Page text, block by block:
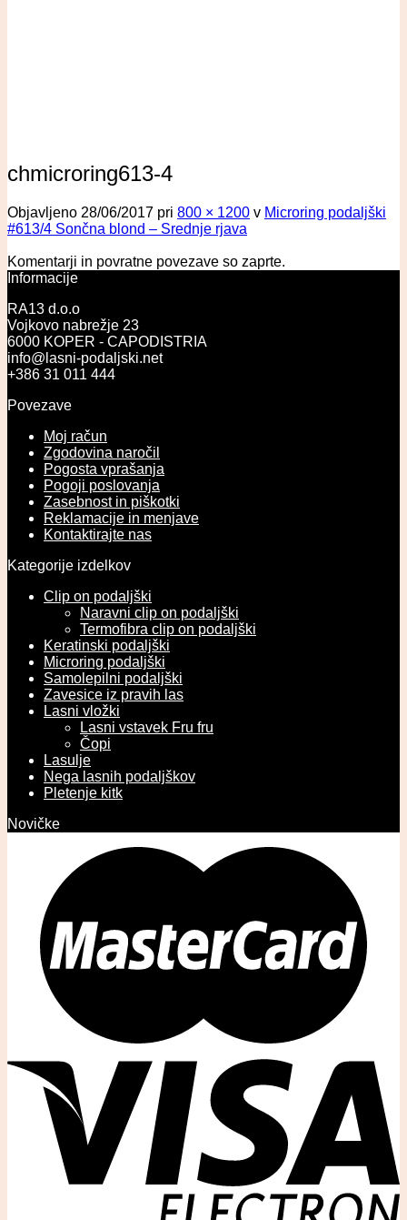
chmicroring613-4
Objavljeno 28/06/2017 pri 800 × 1200 v Microring podaljški
#613/4 Sončna blond – Srednje rjava
Komentarji in povratne povezave so zaprte.
Informacije
RA13 d.o.o
Vojkovo nabrežje 23
6000 KOPER - CAPODISTRIA
info@lasni-podaljski.net
+386 31 011 444
Povezave
Moj račun
Zgodovina naročil
Pogosta vprašanja
Pogoji poslovanja
Zasebnost in piškotki
Reklamacije in menjave
Kontaktirajte nas
Kategorije izdelkov
Clip on podaljški
Naravni clip on podaljški
Termofibra clip on podaljški
Keratinski podaljški
Microring podaljški
Samolepilni podaljški
Zavesice iz pravih las
Lasni vložki
Lasni vstavek Fru fru
Čopi
Lasulje
Nega lasnih podaljškov
Pletenje kitk
Novičke